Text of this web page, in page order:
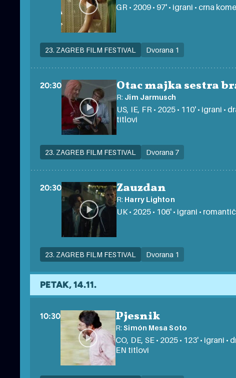
GR • 2009 • 97' • igrani • crna
23. ZAGREB FILM FESTIVAL Dvorana 1
20:30 Otac majka sestra
R: Jim Jarmusch
US, IE, FR • 2025 • 110' • igrani •
titlovi
23. ZAGREB FILM FESTIVAL Dvorana 7
20:30 Zauzdan
R: Harry Lighton
UK • 2025 • 106' • igrani •
23. ZAGREB FILM FESTIVAL Dvorana 1
PETAK, 14.11.
10:30 Pjesnik
R:Simón Mesa Soto
CO, DE, SE • 2025 • 123' • igrani
EN titlovi